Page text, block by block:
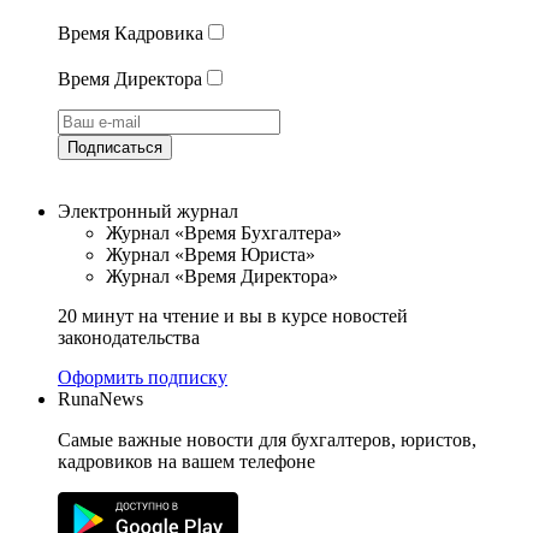
Время Кадровика
Время Директора
Подписаться
Электронный журнал
Журнал «Время Бухгалтера»
Журнал «Время Юриста»
Журнал «Время Директора»
20 минут на чтение и вы в курсе новостей
законодательства
Оформить подписку
RunaNews
Самые важные новости для бухгалтеров, юристов,
кадровиков на вашем телефоне